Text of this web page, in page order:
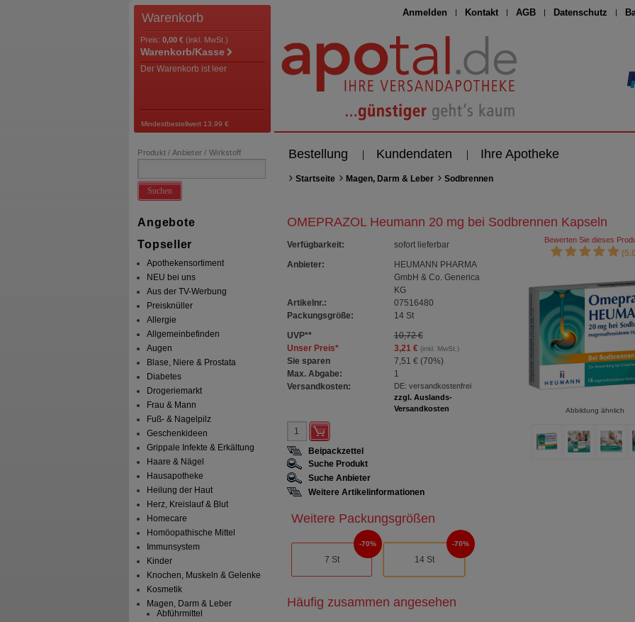
Anmelden Kontakt AGB Datenschutz
Warenkorb
Preis: 0,00 € (inkl. MwSt.)
Warenkorb/Kasse
Der Warenkorb ist leer
Mindestbestellwert 13,99 €
Bestellung Kundendaten Ihre Apotheke
Produkt / Anbieter / Wirkstoff
Suchen
Angebote
Topseller
Apothekensortiment
NEU bei uns
Aus der TV-Werbung
Preisknüller
Allergie
Allgemeinbefinden
Augen
Blase, Niere & Prostata
Diabetes
Drogeriemarkt
Frau & Mann
Fuß- & Nagelpilz
Geschenkideen
Grippale Infekte & Erkältung
Haare & Nägel
Hausapotheke
Heilung der Haut
Herz, Kreislauf & Blut
Homecare
Homöopathische Mittel
Immunsystem
Kinder
Knochen, Muskeln & Gelenke
Kosmetik
Magen, Darm & Leber
Abführmittel
Startseite Magen, Darm & Leber Sodbrennen
OMEPRAZOL Heumann 20 mg bei Sodbrennen Kapseln
Verfügbarkeit:
sofort lieferbar
Anbieter:
HEUMANN PHARMA
GmbH & Co. Generica
KG
Artikelnr.:
07516480
Packungsgröße:
14 St
UVP**
10,72 €
Unser Preis* 3,21 €(inkl. MwSt.)
Sie sparen 7,51 € (70%)
Max. Abgabe:
1
Versandkosten:
DE: versandkostenfrei
zzgl. Auslands-
Versandkosten
Bewerten Sie dieses
Abbildung ähnlich
Beipackzettel
Suche Produkt
Suche Anbieter
Weitere Artikelinformationen
Weitere Packungsgrößen
7 St
70%
14 St
70%
Häufig zusammen angesehen